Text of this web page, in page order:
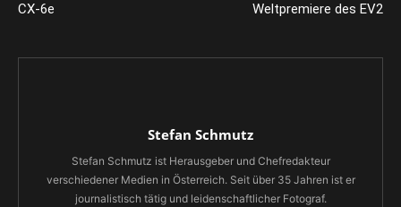
CX-6e
Weltpremiere des EV2
Stefan Schmutz
Stefan Schmutz ist Herausgeber und Chefredakteur
verschiedener Medien in Österreich. Seit über 35 Jahren ist er
journalistisch tätig und leidenschaftlicher Fotograf.